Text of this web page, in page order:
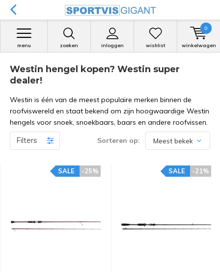
zoeken inloggen
menu wishlist winkelwagen
0
Westin hengel kopen? Westin super
dealer!
Westin is één van de meest populaire merken binnen de
roofviswereld en staat bekend om zijn hoogwaardige Westin
hengels voor snoek, snoekbaars, baars en andere roofvissen.
Filters Sorteren op:
-25%
SALE -21%
SALE